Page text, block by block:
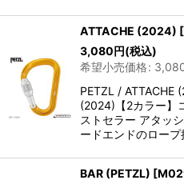
ATTACHE (2024) [
3,080円(税込)
希望小売価格:
PETZL / ATTACHE
(2024)【2カラー】
ストセラー アタッ
ードエンドのロー
BAR (PETZL) [